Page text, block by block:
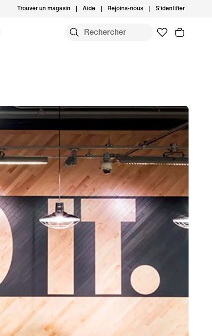
Trouver un magasin Aide Rejoins-nous S'identifier